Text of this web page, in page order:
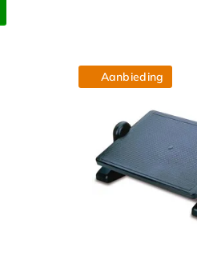
Aanbieding